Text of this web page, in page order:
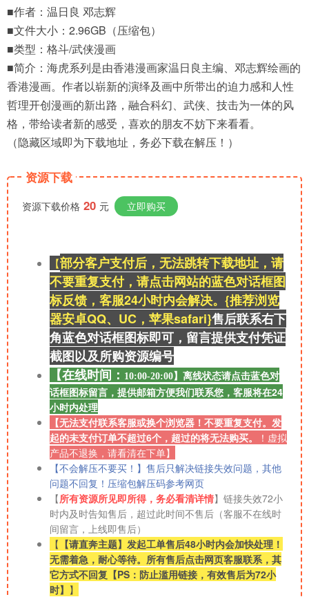
■作者：温日良 邓志辉
■文件大小：2.96GB（压缩包）
■类型：格斗/武侠漫画
■简介：海虎系列是由香港漫画家温日良主编、邓志辉绘画的
香港漫画。作者以崭新的演绎及画中所带出的迫力感和人性
哲理开创漫画的新出路，融合科幻、武侠、技击为一体的风
格，带给读者新的感受，喜欢的朋友不妨下来看看。
（隐藏区域即为下载地址，务必下载在解压！）
资源下载
资源下载价格 20 元 立即购买
【部分客户支付后，无法跳转下载地址，请
不要重复支付，请点击网站的蓝色对话框图
标反馈，客服24小时内会解决。{推荐浏览
器安卓QQ、UC，苹果safari}售后联系右下
角蓝色对话框图标即可，留言提供支付凭证
截图以及所购资源编号
【在线时间： 10:00-20:00】 离线状态请点击蓝色对
话框图标留言，提供邮箱方便我们联系您，客服将在24
小时内处理
【无法支付联系客服或换个浏览器！不要重复支付。发
起的未支付订单不超过6个，超过的将无法购买。
！ 虚拟
产品不退换，请看清在下单】
【不会解压不要买！】售后只解决链接失效问题，其他
问题不回复！压缩包解压码参考网页
【所有资源所见即所得，务必看清详情】链接失效72小
时内及时告知售后，超过此时间不售后（客服不在线时
间留言，上线即售后）
【 【请直奔主题】发起工单售后48小时内会加快处理！
无需着急，耐心等待。所有售后点击网页客服联系，其
它方式不回复【PS：防止滥用链接，有效售后为72小
时】 】